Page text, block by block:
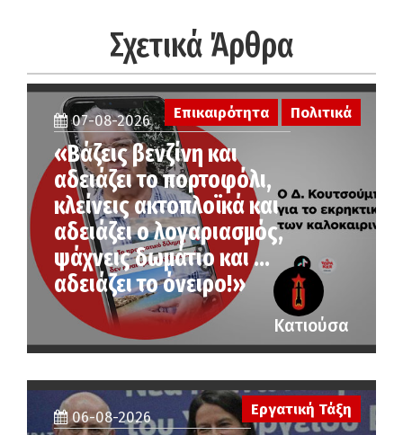
Σχετικά Άρθρα
Επικαιρότητα Πολιτικά
07-08-2026
«Βάζεις βενζίνη και
αδειάζει το πορτοφόλι,
κλείνεις ακτοπλοϊκά και
αδειάζει ο λογαριασμός,
ψάχνεις δωμάτιο και …
αδειάζει το όνειρο!»
Κατιούσα
06-08-2026
Εργατική Τάξη